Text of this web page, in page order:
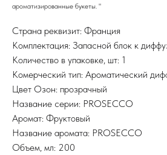
ароматизированные букеты. "
Страна реквизит: Франция
Комплектация: Запасной блок к
Количество в упаковке, шт: 1
Комерческий тип: Ароматический
Цвет Озон: прозрачный
Название серии: PROSECCO
Аромат: Фруктовый
Название аромата: PROSECCO
Объем, мл: 200